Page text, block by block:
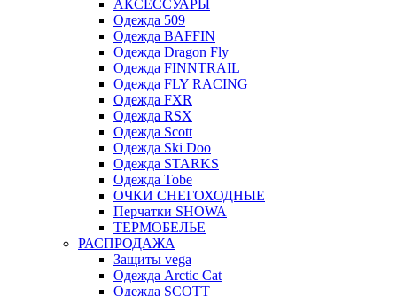
АКСЕССУАРЫ
Одежда 509
Одежда BAFFIN
Одежда Dragon Fly
Одежда FINNTRAIL
Одежда FLY RACING
Одежда FXR
Одежда RSX
Одежда Scott
Одежда Ski Doo
Одежда STARKS
Одежда Tobe
ОЧКИ СНЕГОХОДНЫЕ
Перчатки SHOWA
ТЕРМОБЕЛЬЕ
РАСПРОДАЖА
Защиты vega
Одежда Arctic Cat
Одежда SCOTT